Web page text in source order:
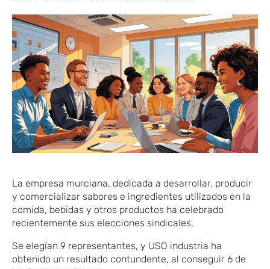
La empresa murciana​, dedicada a desarrollar, producir
y comercializar sabores e ingredientes utilizados en la
comida, bebidas y otros productos ha celebrado
recientemente sus elecciones sindicales.
​Se elegían 9 represen​tantes, ​y USO ​ industria ha
obtenido un resultado contundente, al conseguir 6 de